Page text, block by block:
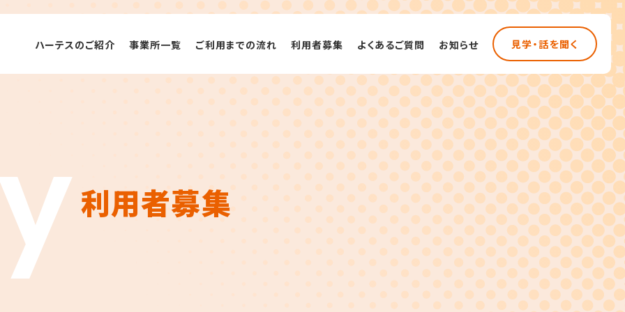
ハーテスのご紹介 事業所一覧 ご利用までの流れ 利用者募集 よくあるご質問 お知らせ 見学・話を聞く
利用者募集